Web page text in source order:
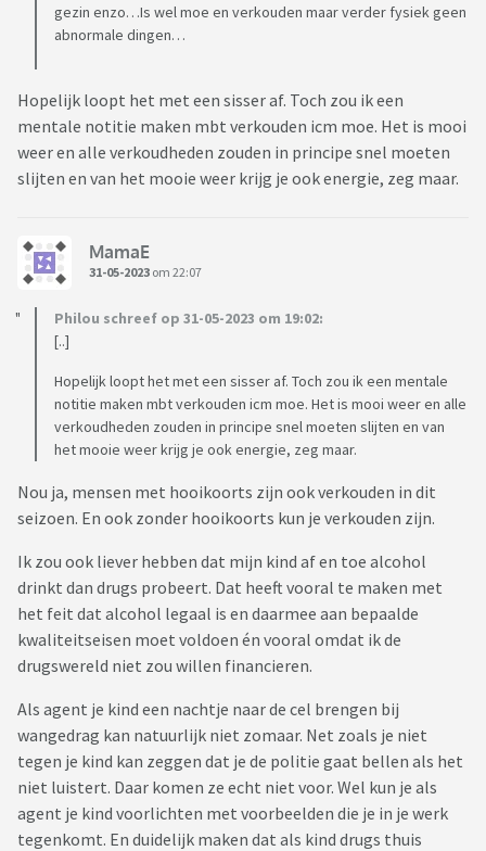
gezin enzo…Is wel moe en verkouden maar verder fysiek geen
abnormale dingen…
Hopelijk loopt het met een sisser af. Toch zou ik een
mentale notitie maken mbt verkouden icm moe. Het is mooi
weer en alle verkoudheden zouden in principe snel moeten
slijten en van het mooie weer krijg je ook energie, zeg maar.
MamaE
31-05-2023 om 22:07
Philou schreef op 31-05-2023 om 19:02:
[..]
Hopelijk loopt het met een sisser af. Toch zou ik een mentale
notitie maken mbt verkouden icm moe. Het is mooi weer en alle
verkoudheden zouden in principe snel moeten slijten en van
het mooie weer krijg je ook energie, zeg maar.
Nou ja, mensen met hooikoorts zijn ook verkouden in dit
seizoen. En ook zonder hooikoorts kun je verkouden zijn.
Ik zou ook liever hebben dat mijn kind af en toe alcohol
drinkt dan drugs probeert. Dat heeft vooral te maken met
het feit dat alcohol legaal is en daarmee aan bepaalde
kwaliteitseisen moet voldoen én vooral omdat ik de
drugswereld niet zou willen financieren.
Als agent je kind een nachtje naar de cel brengen bij
wangedrag kan natuurlijk niet zomaar. Net zoals je niet
tegen je kind kan zeggen dat je de politie gaat bellen als het
niet luistert. Daar komen ze echt niet voor. Wel kun je als
agent je kind voorlichten met voorbeelden die je in je werk
tegenkomt. En duidelijk maken dat als kind drugs thuis